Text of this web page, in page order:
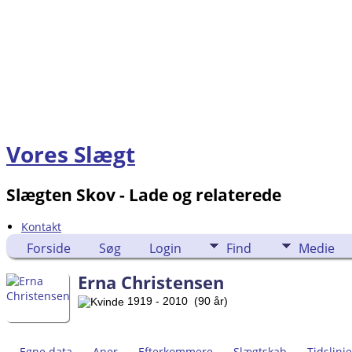
Vores Slægt
Slægten Skov - Lade og relaterede
Kontakt
Forside Søg Login Find Medie
Erna Christensen
1919 - 2010 (90 år)